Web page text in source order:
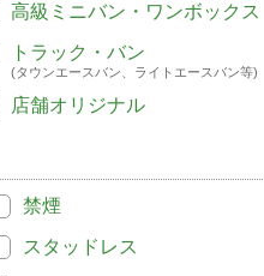
高級ミニバン・ワンボックス
トラック・バン
(タウンエースバン、ライトエースバン等)
店舗オリジナル
禁煙
スタッドレス